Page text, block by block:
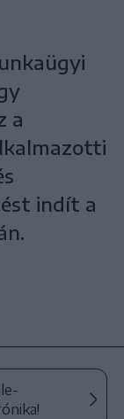
a
indít a